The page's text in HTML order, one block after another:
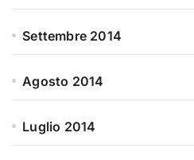
Settembre 2014
Agosto 2014
Luglio 2014